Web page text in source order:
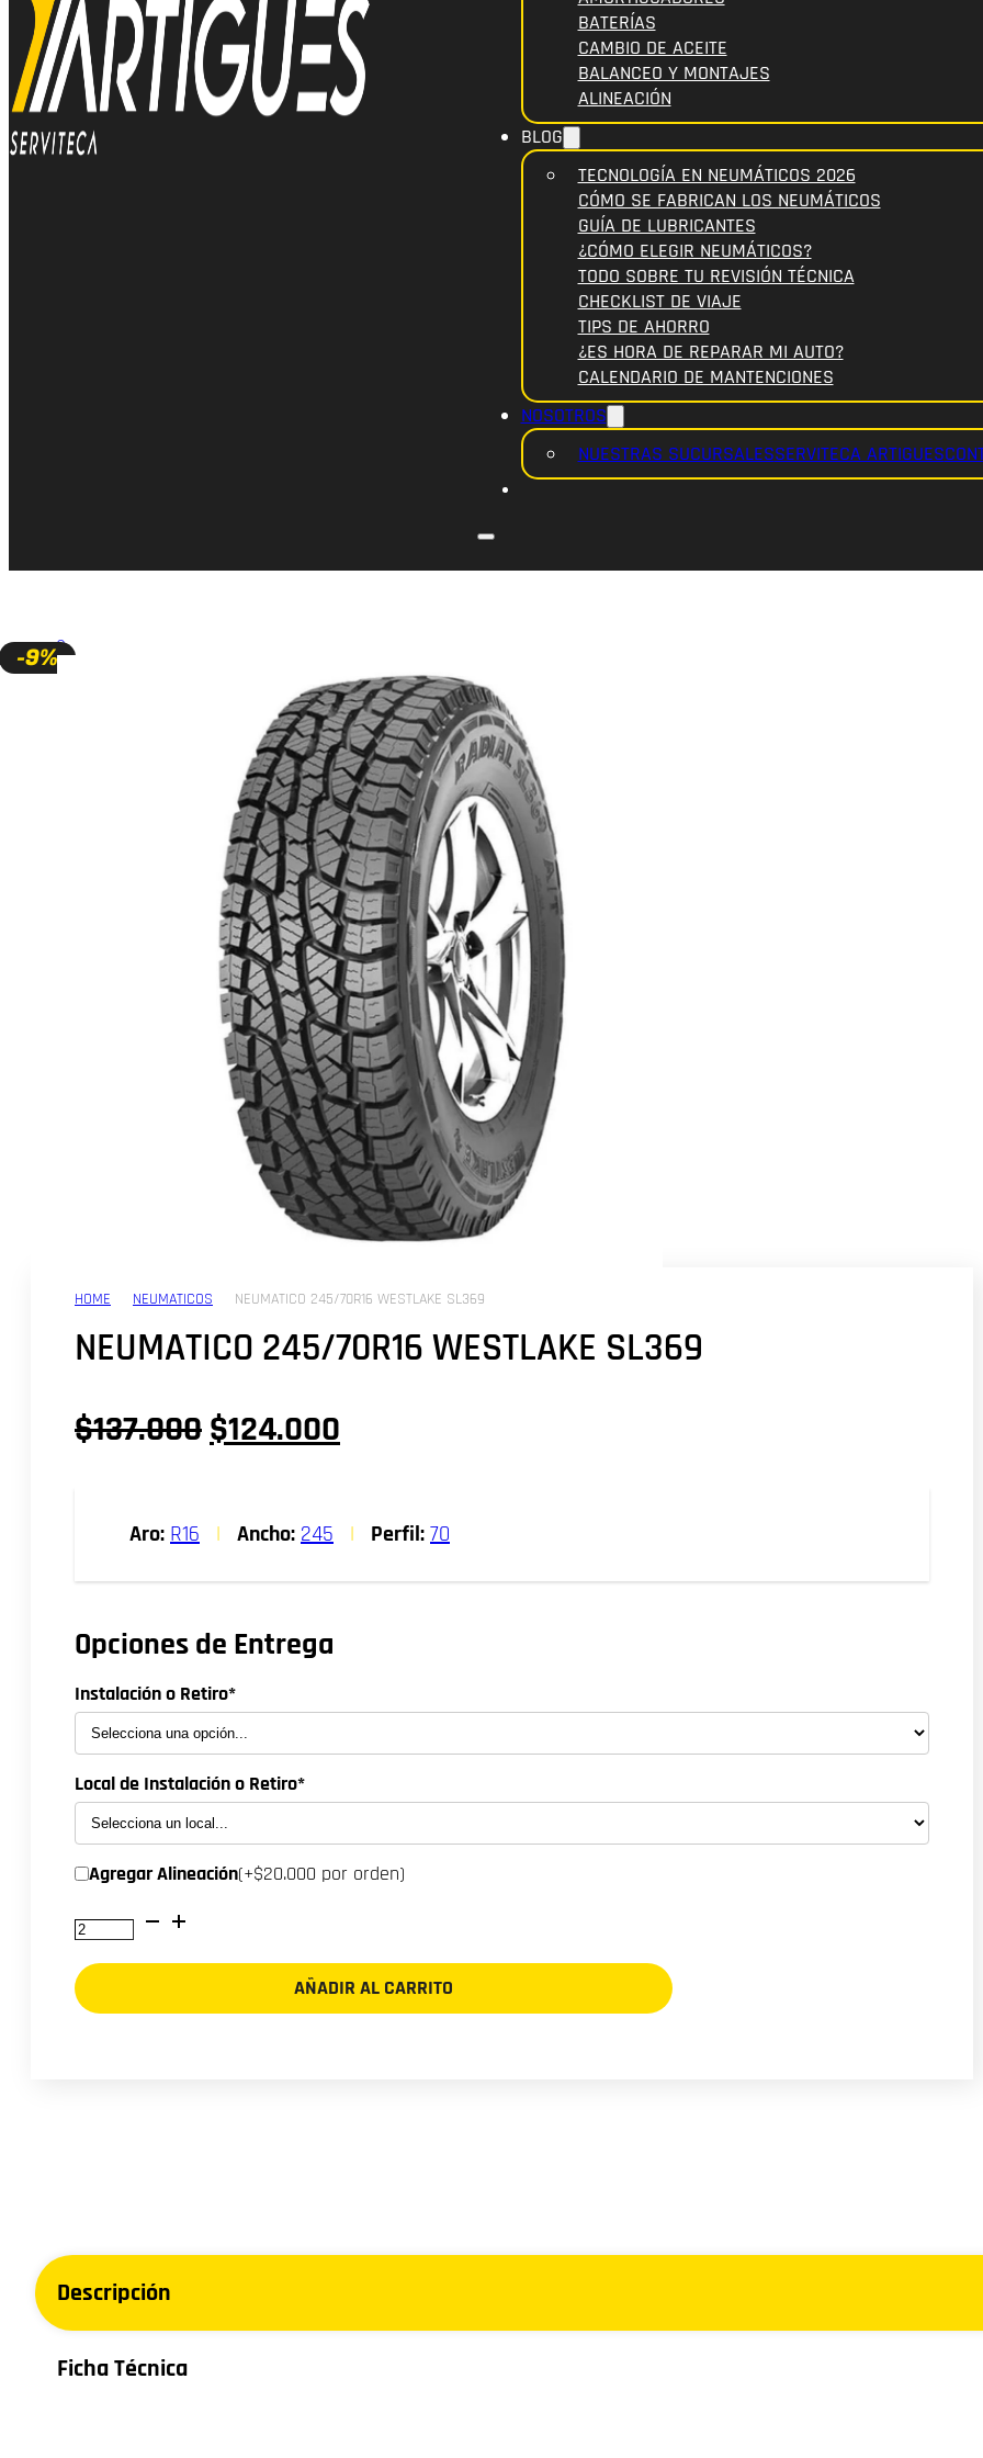
BATERÍAS
CAMBIO DE ACEITE
BALANCEO Y MONTAJES
ALINEACIÓN
BLOG
TECNOLOGÍA EN NEUMÁTICOS 2026
CÓMO SE FABRICAN LOS NEUMÁTICOS
GUÍA DE LUBRICANTES
¿CÓMO ELEGIR NEUMÁTICOS?
TODO SOBRE TU REVISIÓN TÉCNICA
CHECKLIST DE VIAJE
TIPS DE AHORRO
¿ES HORA DE REPARAR MI AUTO?
CALENDARIO DE MANTENCIONES
NOSOTROS
NUESTRAS SUCURSALESSERVITECA ARTIGUES
-9%🔍
HOME NEUMATICOS NEUMATICO 245/70R16 WESTLAKE SL369
NEUMATICO 245/70R16 WESTLAKE SL369
$137.000El
original
$124.000
actual
Aro: R16 | Ancho: 245 | Perfil:70
Opciones de Entrega
Instalación o Retiro*
Local de Instalación o Retiro*
Agregar Alineación(+$20.000 por orden)
NEUMATICO
245/70R16
WESTLAKE
SL369
cantidad
AÑADIR AL CARRITO
Descripción
Ficha Técnica